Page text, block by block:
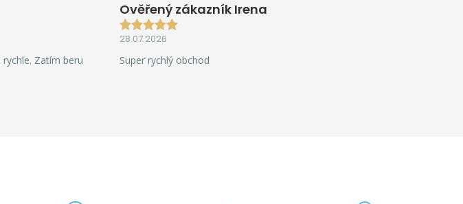
Zatím beru
Ověřený zákazník Irena
28.07.2026
Super rychlý obchod